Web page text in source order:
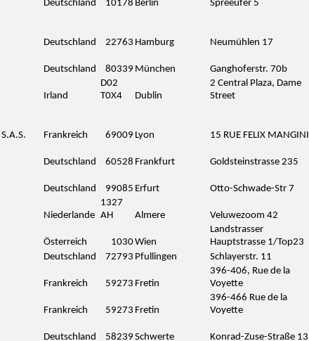
Deutschland 10178 Berlin Spreeufer 5
Deutschland 22763 Hamburg Neumühlen 17
Deutschland 80339 München Ganghoferstr. 70b
Irland
D02
T0X4
Dublin
2 Central Plaza, Dame
Street
S.A.S. Frankreich 69009 Lyon 15 RUE FELIX MANGINI
Deutschland 60528 Frankfurt Goldsteinstrasse 235
Deutschland 99085 Erfurt Otto-Schwade-Str 7
Niederlande
1327
AH
Almere Veluwezoom 42
Österreich 1030Wien
Landstrasser
Hauptstrasse 1/Top23
Deutschland 72793 Pfullingen Schlayerstr. 11
Frankreich 59273 Fretin
396-406, Rue de la
Voyette
Frankreich 59273 Fretin
396-466 Rue de la
Voyette
Deutschland 58239 Schwerte Konrad-Zuse-Straße 13